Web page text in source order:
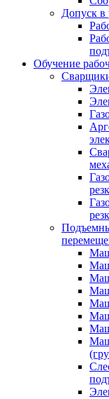
Допуск в
Обучение